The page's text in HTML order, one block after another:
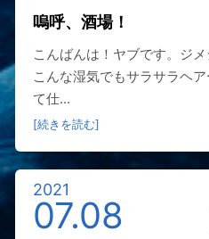
嗚呼、酒場！
こんばんは！ヤブです。ジ
こんな湿気でもサラサラヘ
て仕...
[続きを読む]
2021
07.08